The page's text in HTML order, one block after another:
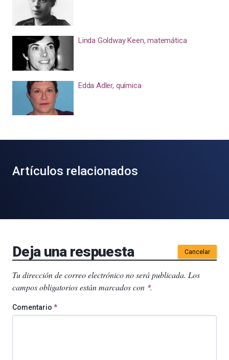
Linda Goldway Keen, matemática
Edda Adler, química
Artículos relacionados
Deja una respuesta Cancelar
Tu dirección de correo electrónico no será publicada. Los
campos obligatorios están marcados con *.
Comentario *